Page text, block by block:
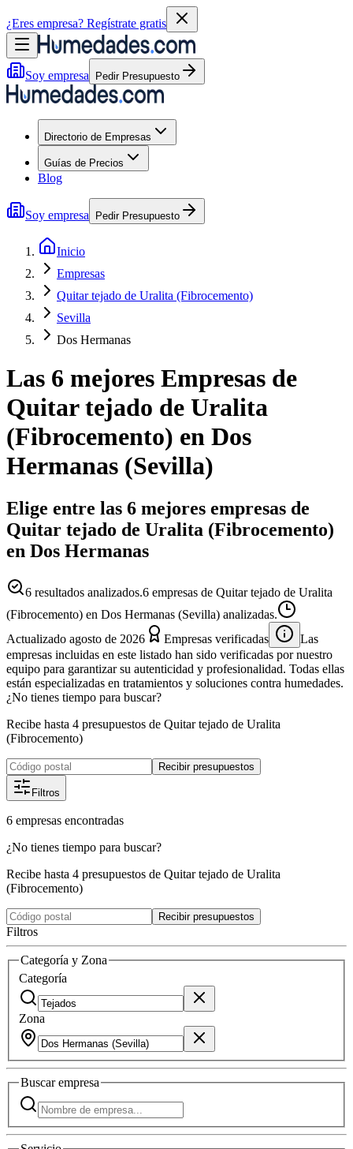
¿Eres empresa? Regístrate gratis
Soy empresa Pedir Presupuesto
Directorio de Empresas
Guías de Precios
Blog
Soy empresa Pedir Presupuesto
Inicio
Empresas
Quitar tejado de Uralita (Fibrocemento)
Sevilla
Dos Hermanas
Las 6 mejores Empresas de
Quitar tejado de Uralita
(Fibrocemento) en Dos
Hermanas (Sevilla)
Elige entre las 6 mejores empresas de
Quitar tejado de Uralita (Fibrocemento)
en Dos Hermanas
6 resultados analizados.6 empresas de Quitar tejado de Uralita
(Fibrocemento) en Dos Hermanas (Sevilla) analizadas.
Actualizado agosto de 2026 Empresas verificadas
Las
empresas incluidas en este listado han sido verificadas por nuestro
equipo para garantizar su autenticidad y profesionalidad. Todas ellas
están especializadas en tratamientos y soluciones contra humedades.
¿No tienes tiempo para buscar?
Recibe hasta 4 presupuestos de Quitar tejado de Uralita
(Fibrocemento)
Recibir presupuestos
Filtros
6 empresas encontradas
¿No tienes tiempo para buscar?
Recibe hasta 4 presupuestos de Quitar tejado de Uralita
(Fibrocemento)
Recibir presupuestos
Filtros
Categoría y Zona
Categoría
Zona
Buscarempresa